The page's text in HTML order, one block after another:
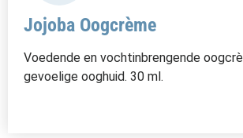
Jojoba Oogcrème
Voedende en vochtinbrengende
gevoelige ooghuid. 30 ml.